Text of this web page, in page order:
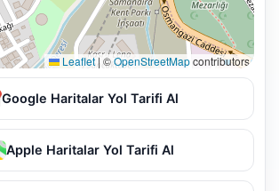
Leaflet |©OpenStreetMapcontributors
Google Haritalar Yol Tarifi Al
Apple Haritalar Yol Tarifi Al